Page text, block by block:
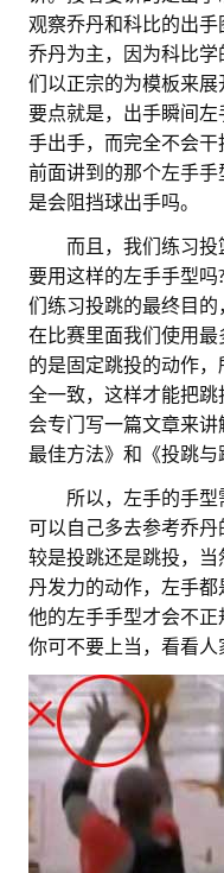
观察乔丹和科比的出
乔丹为主，因为科比
们以正宗的为模板来
要点就是，出手瞬间
手出手，而完全不会干
前面讲到的那个左手
是会阻挡球出手吗。
而且，我们练习
要用这样的左手手型
们练习投跳的最终目
在比赛里面我们使用
的是固定跳投的动作
全一致，这样才能把
会专门写一篇文章来
最佳方法》和《投跳与
所以，左手的手
可以自己多去参考乔
较是投跳还是跳投，
丹发力的动作，左手都
他的左手手型才会不正
你可不要上当，看看人